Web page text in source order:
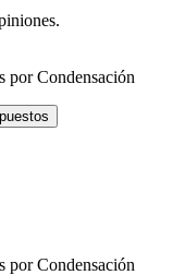
por Condensación
por Condensación